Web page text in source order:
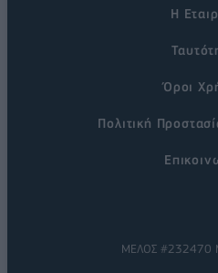
Η
Όροι
Πολιτική
ΜΕΛΟΣ #232470